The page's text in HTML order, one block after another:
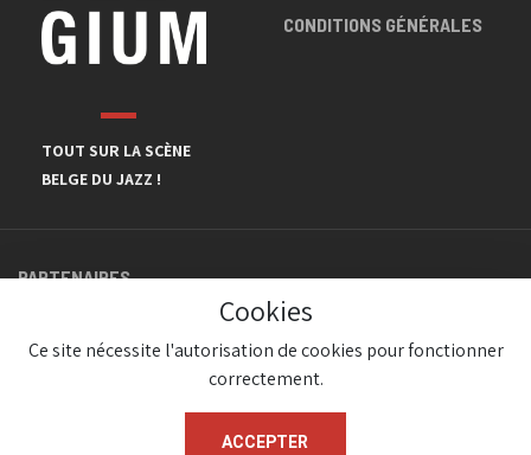
TOUT SUR LA SCÈNE
BELGE DU JAZZ !
CONDITIONS GÉNÉRALES
PARTENAIRES
Cookies
Ce site nécessite l'autorisation de cookies pour fonctionner
correctement.
ACCEPTER